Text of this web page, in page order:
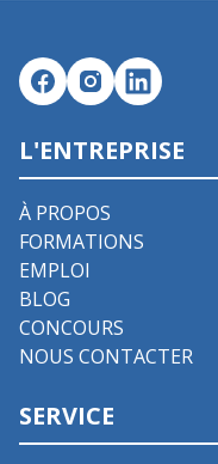
L'ENTREPRISE
À PROPOS
FORMATIONS
EMPLOI
BLOG
CONCOURS
NOUS CONTACTER
SERVICE